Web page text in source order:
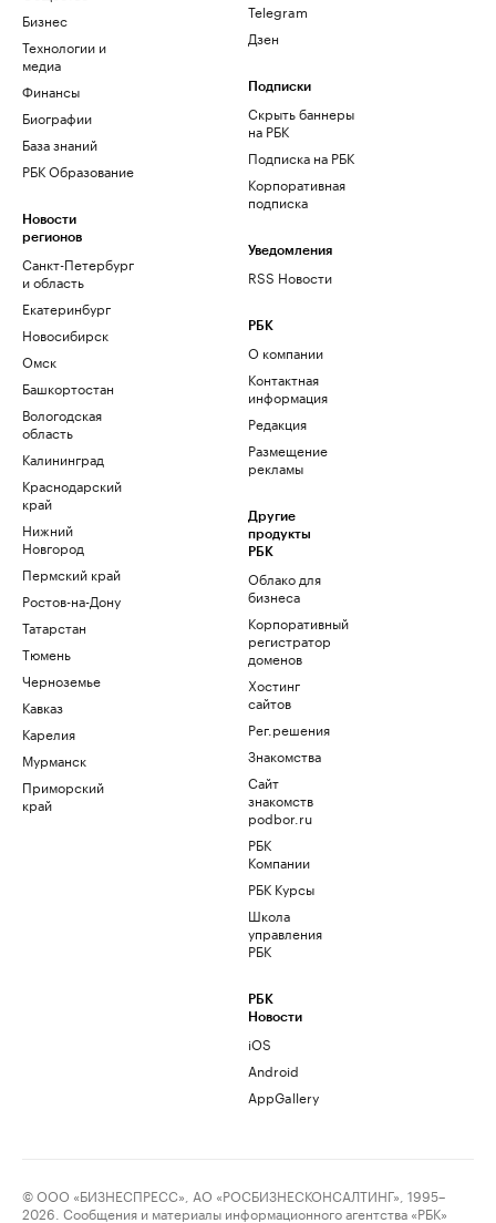
Бизнес
Технологии и
медиа
Финансы
Биографии
База знаний
РБК Образование
Новости
регионов
Санкт-Петербург
и область
Екатеринбург
Новосибирск
Омск
Башкортостан
Вологодская
область
Калининград
Краснодарский
край
Нижний
Новгород
Пермский край
Ростов-на-Дону
Татарстан
Тюмень
Черноземье
Кавказ
Карелия
Мурманск
Приморский
край
Telegram
Дзен
Подписки
Скрыть баннеры
на РБК
Подписка на РБК
Корпоративная
подписка
Уведомления
RSS Новости
РБК
О компании
Контактная
информация
Редакция
Размещение
рекламы
Другие
продукты
РБК
Облако для
бизнеса
Корпоративный
регистратор
доменов
Хостинг
сайтов
Рег.решения
Знакомства
Сайт
знакомств
podbor.ru
РБК
Компании
РБК Курсы
Школа
управления
РБК
РБК
Новости
iOS
Android
AppGallery
© ООО «БИЗНЕСПРЕСС», АО «РОСБИЗНЕСКОНСАЛТИНГ», 1995–
2026. Сообщения и материалы информационного агентства «РБК»